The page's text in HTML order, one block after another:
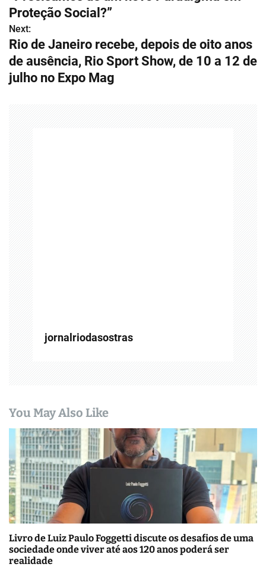
g
a
ç
Proteção Social?”
Next:
Rio de Janeiro recebe, depois de oito anos
de ausência, Rio Sport Show, de 10 a 12 de
julho no Expo Mag
jornalriodasostras
You May Also Like
Livro de Luiz Paulo Foggetti discute os desafios de uma
sociedade onde viver até aos 120 anos poderá ser
realidade